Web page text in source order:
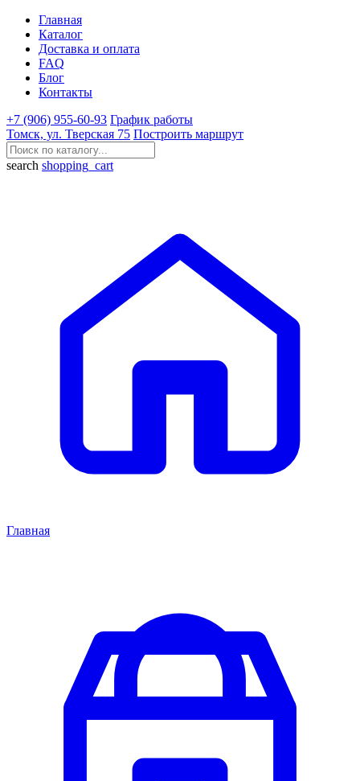
Главная
Каталог
Доставка и оплата
FAQ
Блог
Контакты
+7 (906) 955-60-93 График работы
Томск, ул. Тверская 75 Построить маршрут
search shopping_cart
Главная